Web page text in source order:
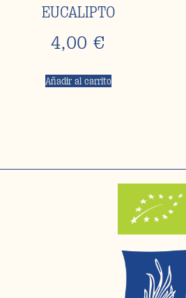
EUCALIPTO
4,00 €
Añadir al carrito